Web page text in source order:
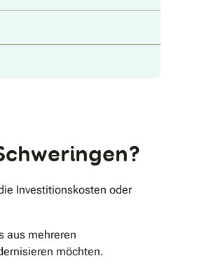
Investitionskosten oder
aus mehreren
möchten.